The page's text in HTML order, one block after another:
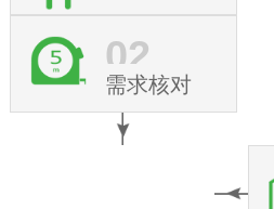
02
需求核对